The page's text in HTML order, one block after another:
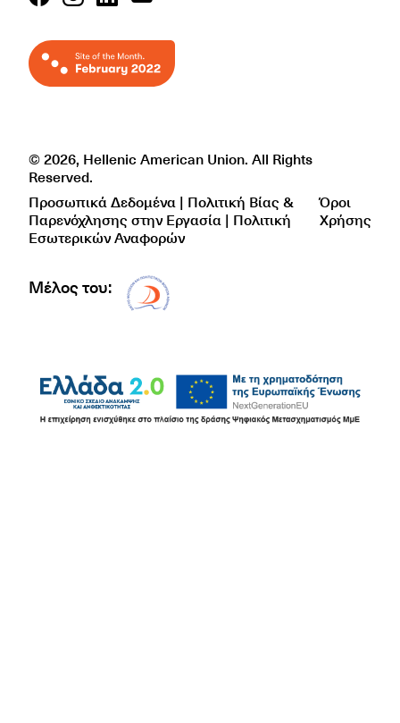
© 2026, Hellenic American Union. All Rights
Reserved.
Προσωπικά Δεδομένα | Πολιτική Βίας &
Παρενόχλησης στην Εργασία | Πολιτική
Εσωτερικών Αναφορών
Όροι
Χρήσης
Μέλος του: